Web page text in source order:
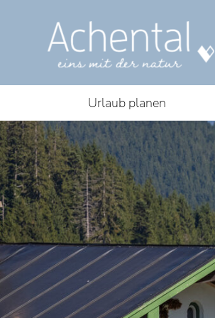
Urlaub planen